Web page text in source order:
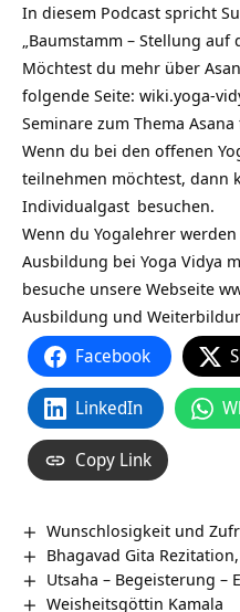
In diesem Podcast spricht
„Baumstamm – Stellung auf
Möchtest du mehr über
folgende Seite: wiki.yoga-
Seminare zum Thema
Wenn du bei den offenen
teilnehmen möchtest, dann
Individualgast besuchen.
Wenn du Yogalehrer
Ausbildung bei Yoga Vidya
besuche unsere Webseite
Ausbildung und
Facebook
LinkedIn
Copy Link
Wunschlosigkeit und
Bhagavad Gita
Utsaha – Begeisterung –
Weisheitsgöttin Kamala